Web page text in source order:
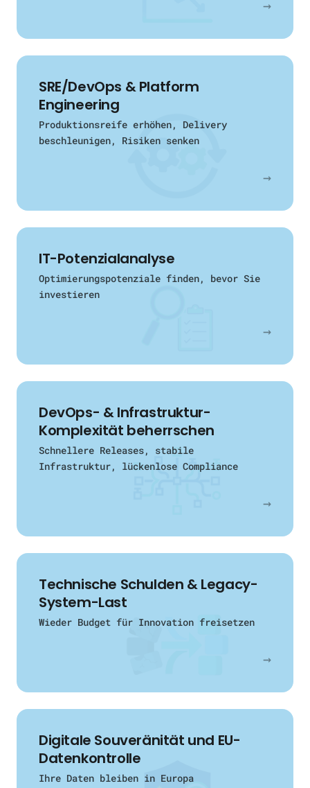
→
SRE/DevOps & Platform
Engineering
Produktionsreife erhöhen, Delivery
beschleunigen, Risiken senken
→
IT-Potenzialanalyse
Optimierungspotenziale finden, bevor Sie
investieren
→
DevOps- & Infrastruktur-
Komplexität beherrschen
Schnellere Releases, stabile
Infrastruktur, lückenlose Compliance
→
Technische Schulden & Legacy-
System-Last
Wieder Budget für Innovation freisetzen
→
Digitale Souveränität und EU-
Datenkontrolle
Ihre Daten bleiben in Europa